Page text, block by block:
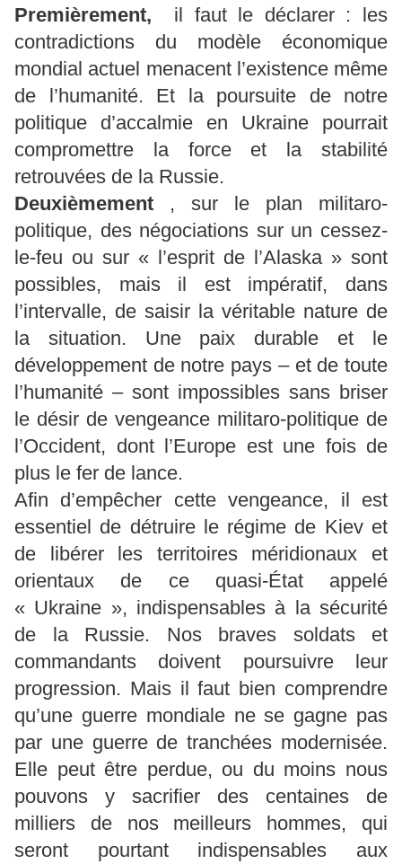
Premièrement, il faut le déclarer : les
contradictions du modèle économique
mondial actuel menacent l’existence même
de l’humanité. Et la poursuite de notre
politique d’accalmie en Ukraine pourrait
compromettre la force et la stabilité
retrouvées de la Russie.
Deuxièmement , sur le plan militaro-
politique, des négociations sur un cessez-
le-feu ou sur « l’esprit de l’Alaska » sont
possibles, mais il est impératif, dans
l’intervalle, de saisir la véritable nature de
la situation. Une paix durable et le
développement de notre pays – et de toute
l’humanité – sont impossibles sans briser
le désir de vengeance militaro-politique de
l’Occident, dont l’Europe est une fois de
plus le fer de lance.
Afin d’empêcher cette vengeance, il est
essentiel de détruire le régime de Kiev et
de libérer les territoires méridionaux et
orientaux de ce quasi-État appelé
« Ukraine », indispensables à la sécurité
de la Russie. Nos braves soldats et
commandants doivent poursuivre leur
progression. Mais il faut bien comprendre
qu’une guerre mondiale ne se gagne pas
par une guerre de tranchées modernisée.
Elle peut être perdue, ou du moins nous
pouvons y sacrifier des centaines de
milliers de nos meilleurs hommes, qui
seront pourtant indispensables aux